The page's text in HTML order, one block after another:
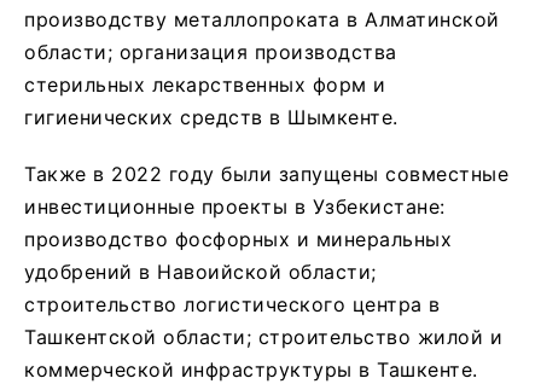
производству металлопроката в Алматинской
области; организация производства
стерильных лекарственных форм и
гигиенических средств в Шымкенте.
Также в 2022 году были запущены совместные
инвестиционные проекты в Узбекистане:
производство фосфорных и минеральных
удобрений в Навоийской области;
строительство логистического центра в
Ташкентской области; строительство жилой и
коммерческой инфраструктуры в Ташкенте.